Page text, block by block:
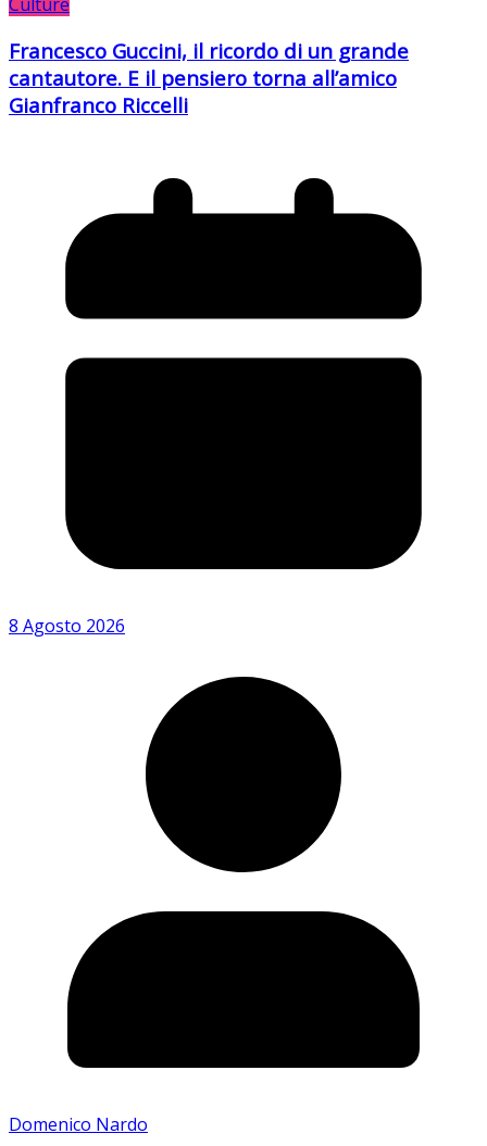
Francesco Guccini, il ricordo di un grande
cantautore. E il pensiero torna all’amico
Gianfranco Riccelli
8 Agosto 2026
Domenico Nardo